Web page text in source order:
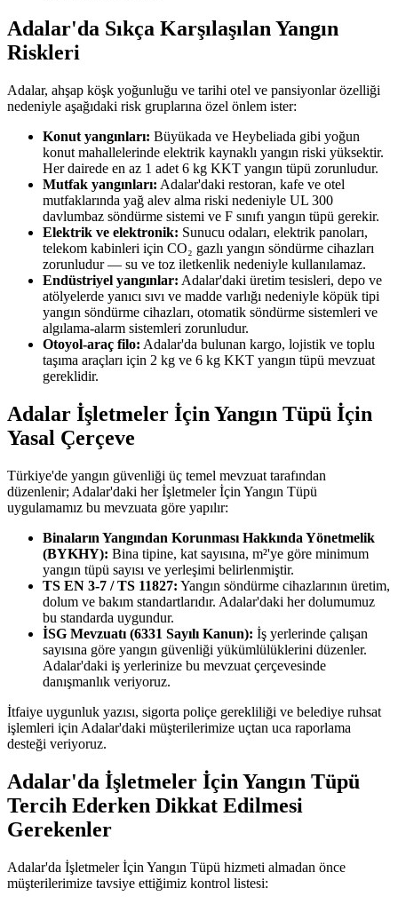
Adalar'da Sıkça Karşılaşılan Yangın
Riskleri
Adalar, ahşap köşk yoğunluğu ve tarihi otel ve pansiyonlar özelliği
nedeniyle aşağıdaki risk gruplarına özel önlem ister:
Konut yangınları: Büyükada ve Heybeliada gibi yoğun
konut mahallelerinde elektrik kaynaklı yangın riski yüksektir.
Her dairede en az 1 adet 6 kg KKT yangın tüpü zorunludur.
Mutfak yangınları: Adalar'daki restoran, kafe ve otel
mutfaklarında yağ alev alma riski nedeniyle UL 300
davlumbaz söndürme sistemi ve F sınıfı yangın tüpü gerekir.
Elektrik ve elektronik: Sunucu odaları, elektrik panoları,
telekom kabinleri için CO₂ gazlı yangın söndürme cihazları
zorunludur — su ve toz iletkenlik nedeniyle kullanılamaz.
Endüstriyel yangınlar: Adalar'daki üretim tesisleri, depo ve
atölyelerde yanıcı sıvı ve madde varlığı nedeniyle köpük tipi
yangın söndürme cihazları, otomatik söndürme sistemleri ve
algılama-alarm sistemleri zorunludur.
Otoyol-araç filo: Adalar'da bulunan kargo, lojistik ve toplu
taşıma araçları için 2 kg ve 6 kg KKT yangın tüpü mevzuat
gereklidir.
Adalar İşletmeler İçin Yangın Tüpü İçin
Yasal Çerçeve
Türkiye'de yangın güvenliği üç temel mevzuat tarafından
düzenlenir; Adalar'daki her İşletmeler İçin Yangın Tüpü
uygulamamız bu mevzuata göre yapılır:
Binaların Yangından Korunması Hakkında Yönetmelik
(BYKHY): Bina tipine, kat sayısına, m²'ye göre minimum
yangın tüpü sayısı ve yerleşimi belirlenmiştir.
TS EN 3-7 / TS 11827: Yangın söndürme cihazlarının üretim,
dolum ve bakım standartlarıdır. Adalar'daki her dolumumuz
bu standarda uygundur.
İSG Mevzuatı (6331 Sayılı Kanun): İş yerlerinde çalışan
sayısına göre yangın güvenliği yükümlülüklerini düzenler.
Adalar'daki iş yerlerinize bu mevzuat çerçevesinde
danışmanlık veriyoruz.
İtfaiye uygunluk yazısı, sigorta poliçe gerekliliği ve belediye ruhsat
işlemleri için Adalar'daki müşterilerimize uçtan uca raporlama
desteği veriyoruz.
Adalar'da İşletmeler İçin Yangın Tüpü
Tercih Ederken Dikkat Edilmesi
Gerekenler
Adalar'da İşletmeler İçin Yangın Tüpü hizmeti almadan önce
müşterilerimize tavsiye ettiğimiz kontrol listesi: